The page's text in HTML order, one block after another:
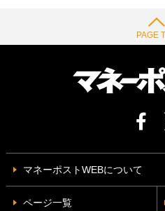
PAGE
マネーポストWEBについて
ページ一覧